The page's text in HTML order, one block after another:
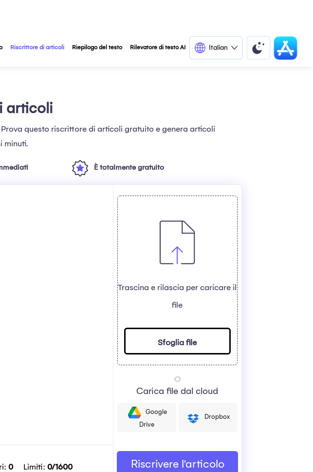
Riscrittore di articoli Riepilogo del testo Rilevatore di testo AI Italian
articoli
questo riscrittore di articoli gratuito e genera articoli
minuti.
È totalmente gratuito
0 Limiti:0/1600
Trascina e rilascia per caricare il
file
Sfoglia file
O
Carica file dal cloud
Google
Drive
Dropbox
Riscrivere l'articolo